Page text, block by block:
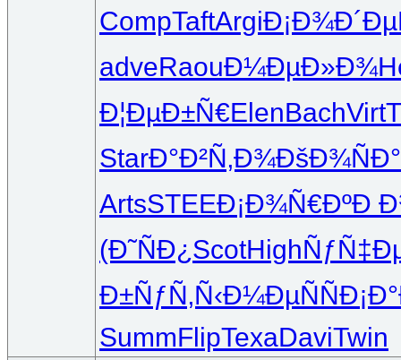
CompTaftArgiÐ¡Ð¾Ð´Ðµ
adveRaouÐ¼ÐµÐ»Ð¾
Ð¦ÐµÐ±Ñ€ElenBachVirt
StarÐ°Ð²Ñ‚Ð¾ÐšÐ¾ÑÐ°
ArtsSTEEÐ¡Ð¾Ñ€ÐºÐ
(Ð˜ÑÐ¿ScotHigh
Ð±ÑƒÑ‚Ñ‹Ð¼ÐµÑÑ
SummFlipTexaDaviTwin